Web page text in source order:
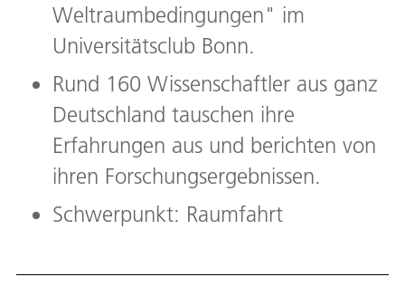
Weltraumbedingungen" im
Universitätsclub Bonn.
Rund 160 Wissenschaftler aus ganz
Deutschland tauschen ihre
Erfahrungen aus und berichten von
ihren Forschungsergebnissen.
Schwerpunkt: Raumfahrt